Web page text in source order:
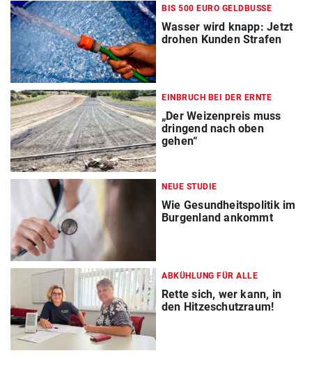
BIS 500 EURO GELDBUSSE
Wasser wird knapp: Jetzt
drohen Kunden Strafen
EINBRUCH BEI DER ERNTE
„Der Weizenpreis muss
dringend nach oben
gehen“
NEUE STUDIE
Wie Gesundheitspolitik im
Burgenland ankommt
ABKÜHLUNG FÜR ALLE
Rette sich, wer kann, in
den Hitzeschutzraum!